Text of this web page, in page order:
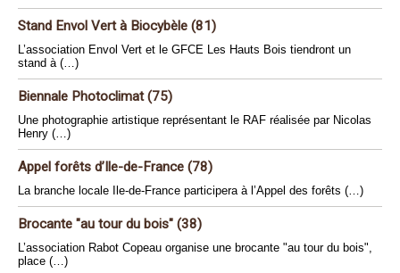
Stand Envol Vert à Biocybèle (81)
L’association Envol Vert et le GFCE Les Hauts Bois tiendront un
stand à (…)
Biennale Photoclimat (75)
Une photographie artistique représentant le RAF réalisée par Nicolas
Henry (…)
Appel forêts d’Ile-de-France (78)
La branche locale Ile-de-France participera à l’Appel des forêts (…)
Brocante "au tour du bois" (38)
L’association Rabot Copeau organise une brocante "au tour du bois",
place (…)